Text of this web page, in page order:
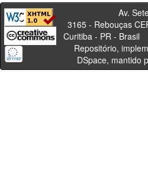
Av. Sete de
3165 - Rebouças
Curitiba -
Repositório,
DSpace, mantido